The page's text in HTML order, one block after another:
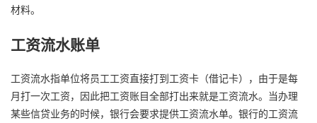
材料。
工资流水账单
工资流水指单位将员工工资直接打到工资卡（借记卡），由于是每
月打一次工资，因此把工资账目全部打出来就是工资流水。当办理
某些信贷业务的时候，银行会要求提供工资流水单。银行的工资流